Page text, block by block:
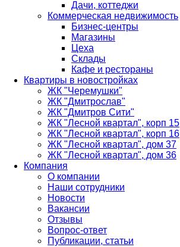
Дачи, коттеджи
Коммерческая недвижимость
Бизнес-центры
Магазины
Цеха
Склады
Кафе и рестораны
Квартиры в новостройках
ЖК "Черемушки"
ЖК "Дмитрослав"
ЖК "Дмитров Сити"
ЖК "Лесной квартал", корп 15
ЖК "Лесной квартал", корп 16
ЖК "Лесной квартал", дом 37
ЖК "Лесной квартал", дом 36
Компания
О компании
Наши сотрудники
Новости
Вакансии
Отзывы
Вопрос-ответ
Публикации, статьи